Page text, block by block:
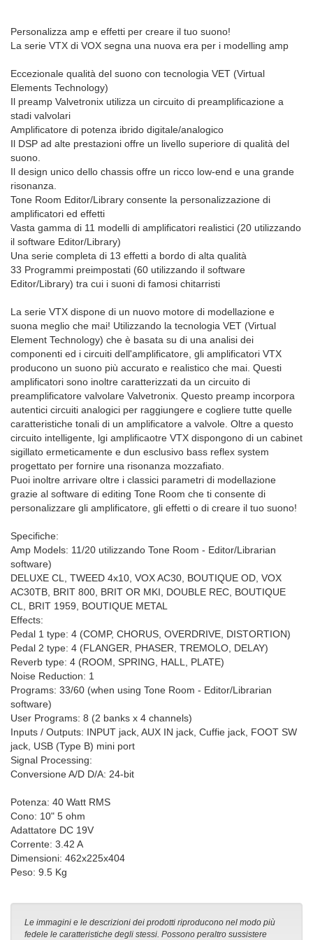
Personalizza amp e effetti per creare il tuo suono!
La serie VTX di VOX segna una nuova era per i modelling amp
Eccezionale qualità del suono con tecnologia VET (Virtual
Elements Technology)
Il preamp Valvetronix utilizza un circuito di preamplificazione a
stadi valvolari
Amplificatore di potenza ibrido digitale/analogico
Il DSP ad alte prestazioni offre un livello superiore di qualità del
suono.
Il design unico dello chassis offre un ricco low-end e una grande
risonanza.
Tone Room Editor/Library consente la personalizzazione di
amplificatori ed effetti
Vasta gamma di 11 modelli di amplificatori realistici (20 utilizzando
il software Editor/Library)
Una serie completa di 13 effetti a bordo di alta qualità
33 Programmi preimpostati (60 utilizzando il software
Editor/Library) tra cui i suoni di famosi chitarristi
La serie VTX dispone di un nuovo motore di modellazione e
suona meglio che mai! Utilizzando la tecnologia VET (Virtual
Element Technology) che è basata su di una analisi dei
componenti ed i circuiti dell'amplificatore, gli amplificatori VTX
producono un suono più accurato e realistico che mai. Questi
amplificatori sono inoltre caratterizzati da un circuito di
preamplificatore valvolare Valvetronix. Questo preamp incorpora
autentici circuiti analogici per raggiungere e cogliere tutte quelle
caratteristiche tonali di un amplificatore a valvole. Oltre a questo
circuito intelligente, lgi amplificaotre VTX dispongono di un cabinet
sigillato ermeticamente e dun esclusivo bass reflex system
progettato per fornire una risonanza mozzafiato.
Puoi inoltre arrivare oltre i classici parametri di modellazione
grazie al software di editing Tone Room che ti consente di
personalizzare gli amplificatore, gli effetti o di creare il tuo suono!
Specifiche:
Amp Models: 11/20 utilizzando Tone Room - Editor/Librarian
software)
DELUXE CL, TWEED 4x10, VOX AC30, BOUTIQUE OD, VOX
AC30TB, BRIT 800, BRIT OR MKI, DOUBLE REC, BOUTIQUE
CL, BRIT 1959, BOUTIQUE METAL
Effects:
Pedal 1 type: 4 (COMP, CHORUS, OVERDRIVE, DISTORTION)
Pedal 2 type: 4 (FLANGER, PHASER, TREMOLO, DELAY)
Reverb type: 4 (ROOM, SPRING, HALL, PLATE)
Noise Reduction: 1
Programs: 33/60 (when using Tone Room - Editor/Librarian
software)
User Programs: 8 (2 banks x 4 channels)
Inputs / Outputs: INPUT jack, AUX IN jack, Cuffie jack, FOOT SW
jack, USB (Type B) mini port
Signal Processing:
Conversione A/D D/A: 24-bit
Potenza: 40 Watt RMS
Cono: 10" 5 ohm
Adattatore DC 19V
Corrente: 3.42 A
Dimensioni: 462x225x404
Peso: 9.5 Kg
Le immagini e le descrizioni dei prodotti riproducono nel modo più
fedele le caratteristiche degli stessi. Possono peraltro sussistere